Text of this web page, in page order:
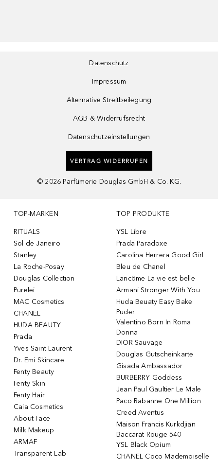
Datenschutz
Impressum
Alternative Streitbeilegung
AGB & Widerrufsrecht
Datenschutzeinstellungen
VERTRAG WIDERRUFEN
© 2026 Parfümerie Douglas GmbH & Co. KG.
TOP-MARKEN
RITUALS
Sol de Janeiro
Stanley
La Roche-Posay
Douglas Collection
Purelei
MAC Cosmetics
CHANEL
HUDA BEAUTY
Prada
Yves Saint Laurent
Dr. Emi Skincare
Fenty Beauty
Fenty Skin
Fenty Hair
Caia Cosmetics
About Face
Milk Makeup
ARMAF
Transparent Lab
TOP PRODUKTE
YSL Libre
Prada Paradoxe
Carolina Herrera Good Girl
Bleu de Chanel
Lancôme La vie est belle
Armani Stronger With You
Huda Beuaty Easy Bake
Puder
Valentino Born In Roma
Donna
DIOR Sauvage
Douglas Gutscheinkarte
Gisada Ambassador
BURBERRY Goddess
Jean Paul Gaultier Le Male
Paco Rabanne One Million
Creed Aventus
Maison Francis Kurkdjian
Baccarat Rouge 540
YSL Black Opium
CHANEL Coco Mademoiselle